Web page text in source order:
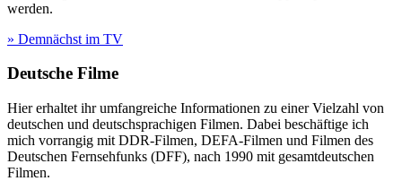
werden.
» Demnächst im TV
Deutsche Filme
Hier erhaltet ihr umfangreiche Informationen zu einer Vielzahl von
deutschen und deutschsprachigen Filmen. Dabei beschäftige ich
mich vorrangig mit DDR-Filmen, DEFA-Filmen und Filmen des
Deutschen Fernsehfunks (DFF), nach 1990 mit gesamtdeutschen
Filmen.